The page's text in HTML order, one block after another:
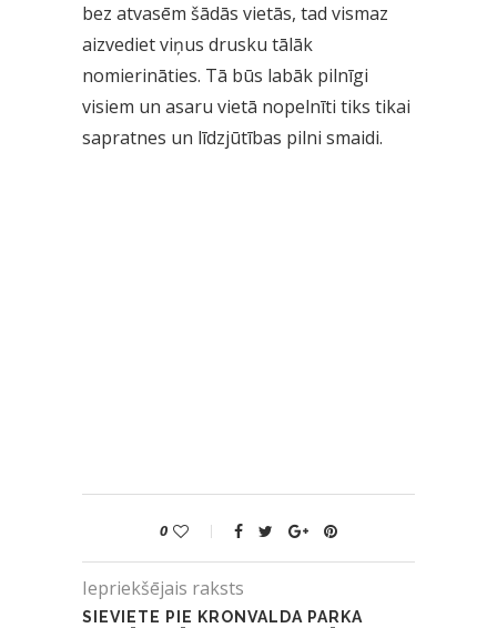
bez atvasēm šādās vietās, tad vismaz
aizvediet viņus drusku tālāk
nomierināties. Tā būs labāk pilnīgi
visiem un asaru vietā nopelnīti tiks tikai
sapratnes un līdzjūtības pilni smaidi.
0
Iepriekšējais raksts
SIEVIETE PIE KRONVALDA PARKA